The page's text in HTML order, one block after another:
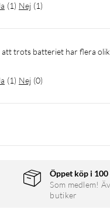
(1) Nej (1)
att trots batteriet har flera
(1) Nej (0)
Öppet köp i 100
Som medlem!
butiker